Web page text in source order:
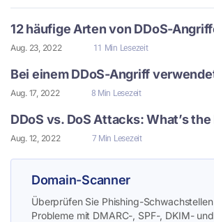
12 häufige Arten von DDoS-
Aug. 23, 2022 11 Min Lesezeit
Bei einem DDoS-Angriff
Aug. 17, 2022 8 Min Lesezeit
DDoS vs. DoS Attacks: What’s
Aug. 12, 2022 7 Min Lesezeit
Domain-Scanner
Überprüfen Sie Phishing-
Probleme mit DMARC-, SPF-, DKIM-